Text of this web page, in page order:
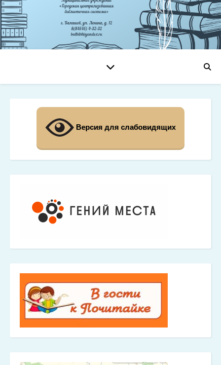
Версия для слабовидящих